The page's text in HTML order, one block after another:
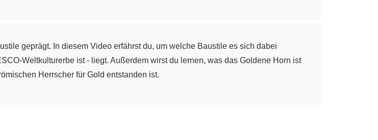
geprägt. In diesem Video erfährst du, um welche Baustile es sich dabei
Weltkulturerbe ist - liegt. Außerdem wirst du lernen, was das Goldene Horn ist
Herrscher für Gold entstanden ist.